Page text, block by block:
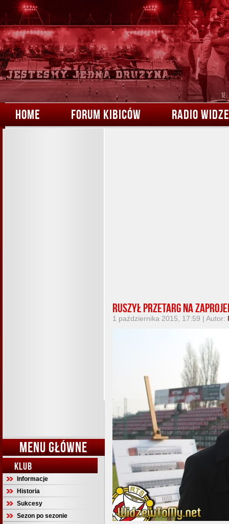
HOME FORUM KIBICÓW RADIO
MENU GŁÓWNE
KLUB
Informacje
Historia
Sukcesy
Sezon po sezonie
Ruszył przetarg na
1 października 2015, 17:59 | Autor: